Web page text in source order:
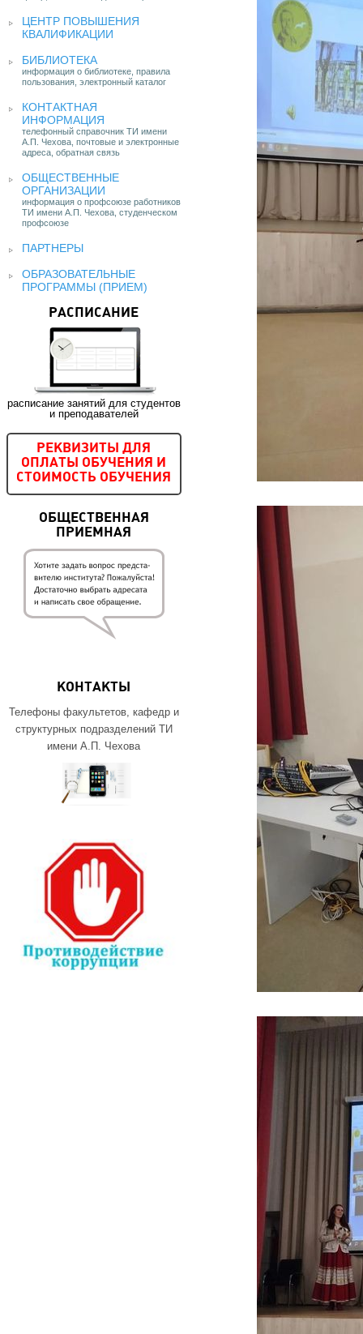
ЦЕНТР ПОВЫШЕНИЯ
КВАЛИФИКАЦИИ
БИБЛИОТЕКА
информация о библиотеке, правила
пользования, электронный каталог
КОНТАКТНАЯ
ИНФОРМАЦИЯ
телефонный справочник ТИ имени
А.П. Чехова, почтовые и электронные
адреса, обратная связь
ОБЩЕСТВЕННЫЕ
ОРГАНИЗАЦИИ
информация о профсоюзе работников
ТИ имени А.П. Чехова, студенческом
профсоюзе
ПАРТНЕРЫ
ОБРАЗОВАТЕЛЬНЫЕ
ПРОГРАММЫ (ПРИЕМ)
РАСПИСАНИЕ
расписание занятий для студентов
и преподавателей
РЕКВИЗИТЫ ДЛЯ
ОПЛАТЫ ОБУЧЕНИЯ И
СТОИМОСТЬ ОБУЧЕНИЯ
ОБЩЕСТВЕННАЯ
ПРИЕМНАЯ
КОНТАКТЫ
Телефоны факультетов, кафедр и
структурных подразделений ТИ
имени А.П. Чехова